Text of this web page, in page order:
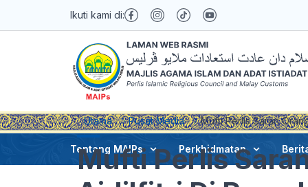
Ikuti kami di:
Tentang MAIPs Perkhidmatan
Utama Pusat Media Mufti Perlis Saran
Mufti Perlis